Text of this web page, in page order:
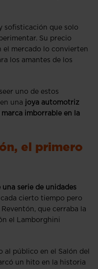
sofisticación que solo
Su precio
el mercado lo convierten
los amantes de los
uno de estos
una joya automotriz
imborrable en la
el primero
serie de unidades
cierto tiempo pero
que cerraba la
el Lamborghini
al público en el Salón del
un hito en la historia